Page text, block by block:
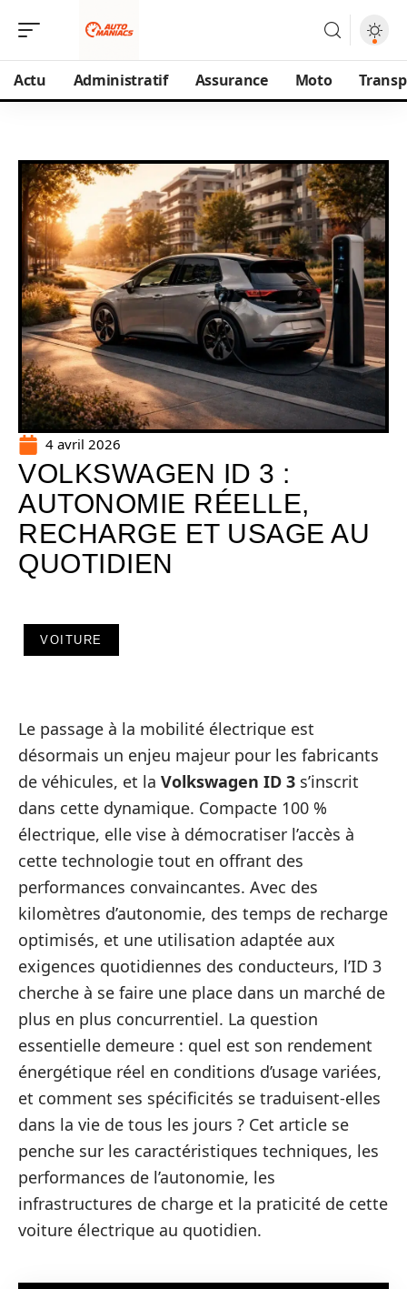
Actu Administratif Assurance Moto
4 avril 2026
VOLKSWAGEN ID 3 :
AUTONOMIE RÉELLE,
RECHARGE ET USAGE AU
QUOTIDIEN
VOITURE
Le passage à la mobilité électrique est
désormais un enjeu majeur pour les fabricants
de véhicules, et la Volkswagen ID 3 s’inscrit
dans cette dynamique. Compacte 100 %
électrique, elle vise à démocratiser l’accès à
cette technologie tout en offrant des
performances convaincantes. Avec des
kilomètres d’autonomie, des temps de recharge
optimisés, et une utilisation adaptée aux
exigences quotidiennes des conducteurs, l’ID 3
cherche à se faire une place dans un marché de
plus en plus concurrentiel. La question
essentielle demeure : quel est son rendement
énergétique réel en conditions d’usage variées,
et comment ses spécificités se traduisent-elles
dans la vie de tous les jours ? Cet article se
penche sur les caractéristiques techniques, les
performances de l’autonomie, les
infrastructures de charge et la praticité de cette
voiture électrique au quotidien.